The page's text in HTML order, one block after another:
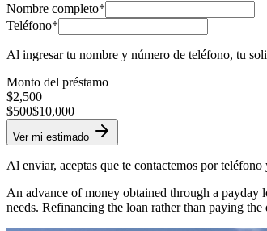
Nombre completo*
Teléfono*
Al ingresar tu nombre y número de teléfono, tu
Monto del préstamo
$2,500
$500$10,000
Ver mi estimado
Al enviar, aceptas que te contactemos por teléfono
An advance of money obtained through a payday
needs. Refinancing the loan rather than paying